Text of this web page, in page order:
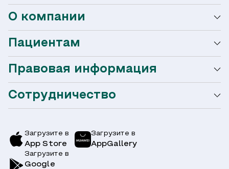
О компании
О сети Ниармедик
Услуги и цены
Врачи
Пациентам
Мобильное приложение
Акции
Симптомы
Правовая информация
Оформление налогового вычета
Вопрос-Ответ по ОМС
Сотрудничество
Загрузите в
App Store
Загрузите в
AppGallery
Загрузите в
Google